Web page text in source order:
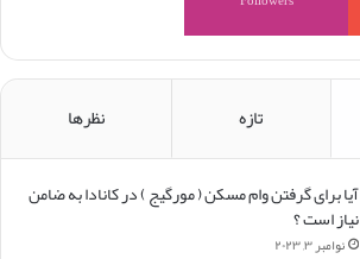
تازه نظرها
آیا برای گرفتن وام مسکن (‌ مورگیج ) در کانادا به ضامن
نیاز است ؟
نوامبر ۳, ۲۰۲۳